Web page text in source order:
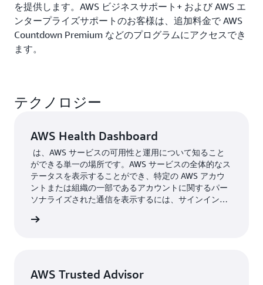
を提供します。AWS ビジネスサポート+ および AWS エ
ンタープライズサポートのお客様は、追加料金で AWS
Countdown Premium などのプログラムにアクセスでき
ます。
テクノロジー
AWS Health Dashboard
は、AWS サービスの可用性と運用について知ること
ができる単一の場所です。AWS サービスの全体的なス
テータスを表示することができ、特定の AWS アカウ
ントまたは組織の一部であるアカウントに関するパー
ソナライズされた通信を表示するには、サインインす
問題、今後の変更、および重要な通知に関するインサ
AWS Trusted Advisor